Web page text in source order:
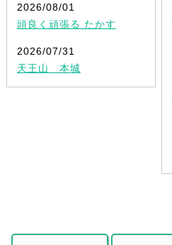
2026/08/01
頭良く頑張る たかす
2026/07/31
天王山 本城